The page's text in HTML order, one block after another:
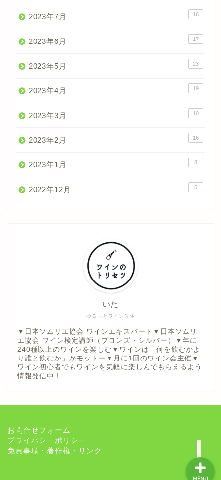
2023年7月 16
2023年6月 17
2023年5月 23
2023年4月 19
2023年3月 10
2023年2月 16
2023年1月 8
2022年12月 5
ゆるっとワイン先生
いた
▼日本ソムリエ協会 ワインエキスパート▼日本ソムリ
エ協会 ワイン検定講師（ブロンズ・シルバー）▼年に
240種以上のワインを楽しむ▼ワインは「何を飲むかよ
り誰と飲むか」がモットー▼月に1回のワイン会主催▼
ワイン初心者でもワインを気軽に楽しんでもらえるよう
情報発信中！
お問合せフォーム
プライバシーポリシー
免責事項・著作権・リンク
ワインのトリセツ
世界のワイン産地
ワイン小話
ワインレポート